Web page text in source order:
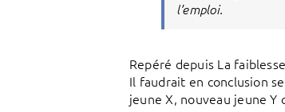
l’emploi.
Repéré depuis La
Il faudrait en conclusion
jeune X, nouveau jeune